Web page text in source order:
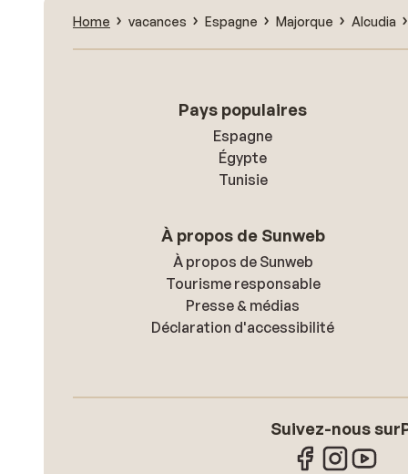
Home vacances Espagne Majorque Alcudia
Pays populaires
Espagne
Égypte
Tunisie
À propos de Sunweb
À propos de Sunweb
Tourisme responsable
Presse & médias
Déclaration d'accessibilité
Suivez-nous sur